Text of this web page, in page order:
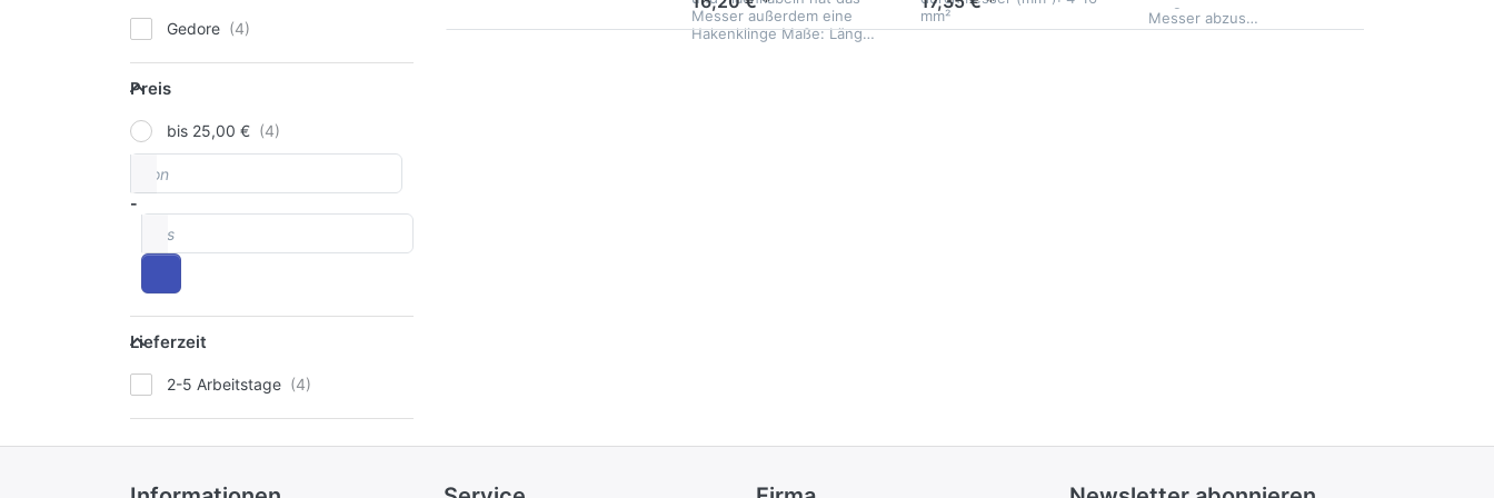
Gedore
Preis
Preis
bis 25,00 €
Preisspanne
-
Lieferzeit
Lieferzeit
2-5 Arbeitstage
Messer außerdem eine
Hakenklinge Maße: Läng…
mm²
Messer abzus…